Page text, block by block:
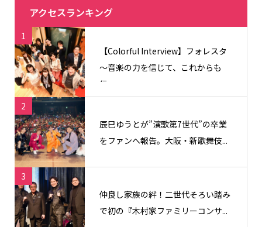
アクセスランキング
1
【Colorful Interview】フォレスタ
〜音楽の力を信じて、これからも
信...
2
辰巳ゆうとが”演歌第7世代”の卒業
をファンへ報告。大阪・新歌舞伎...
3
仲良し家族の絆！二世代そろい踏み
で初の『木村家ファミリーコンサ...